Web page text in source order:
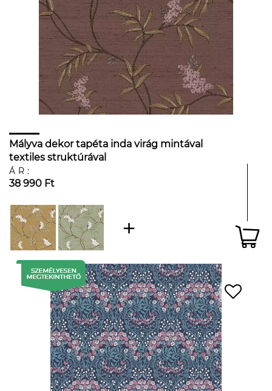
Mályva dekor tapéta inda virág mintával
textiles struktúrával
ÁR:
38 990 Ft